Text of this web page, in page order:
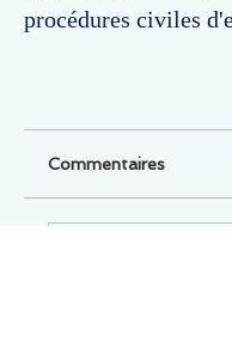
procédures civiles
Commentaires